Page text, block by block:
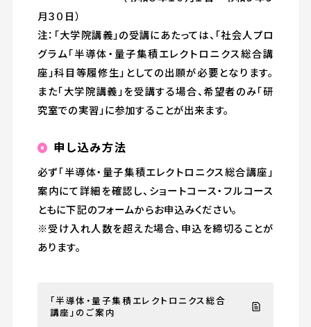
月３０日）
注：「大学院講義」の受講にあたっては、「社会人プロ
グラム「半導体・量子集積エレクトロニクス総合講
座」科目等履修生」としての出願が必要となります。
また「大学院講義」を受講する場合、希望者のみ「研
究室での実習」に参加することが出来ます。
申し込み方法
必ず「半導体・量子集積エレクトロニクス総合講座」
案内にて詳細を確認し、ショートコース・フルコース
ともに下記のフォームからお申込みください。
※受け入れ人数を超えた場合、申込を締切ることが
あります。
「半導体・量子集積エレクトロニクス総合
講座」のご案内